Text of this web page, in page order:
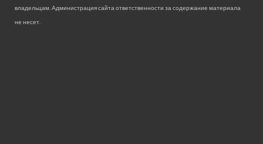
владельцам. Администрация сайта ответственности за содержание материала
не несет.